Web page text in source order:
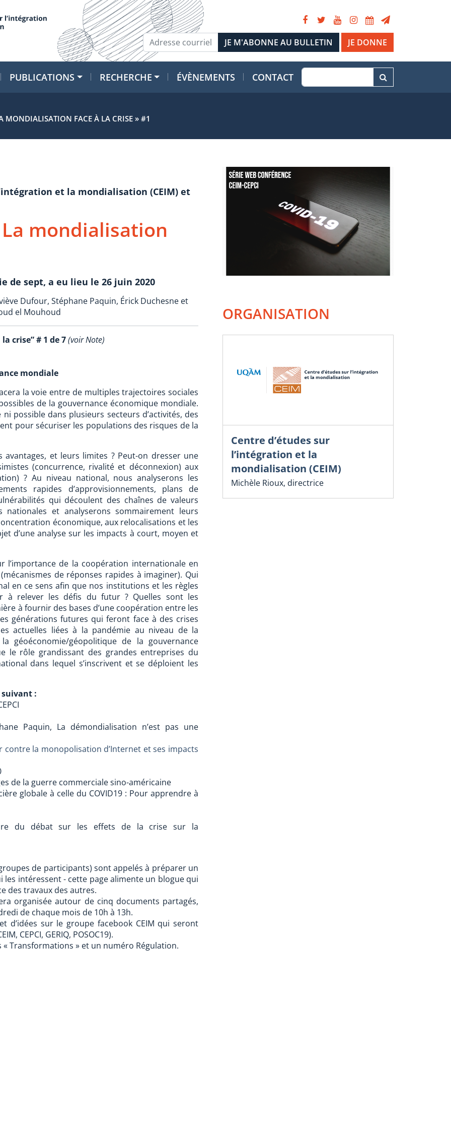
JE DONNE
PUBLICATIONS RECHERCHE ÉVÈNEMENTS CONTACT
MONDIALISATION FACE À LA CRISE » #1
et la mondialisation (CEIM) et
mondialisation
de sept, a eu lieu le 26 juin 2020
Dufour, Stéphane Paquin, Érick Duchesne et
el Mouhoud
crise” # 1 de 7(voir Note)
mondiale
la voie entre de multiples trajectoires sociales
de la gouvernance économique mondiale.
possible dans plusieurs secteurs d’activités, des
pour sécuriser les populations des risques de la
et leurs limites ? Peut-on dresser une
(concurrence, rivalité et déconnexion) aux
? Au niveau national, nous analyserons les
rapides d’approvisionnements, plans de
qui découlent des chaînes de valeurs
nationales et analyserons sommairement leurs
économique, aux relocalisations et les
d’une analyse sur les impacts à court, moyen et
l’importance de la coopération internationale en
de réponses rapides à imaginer). Qui
en ce sens afin que nos institutions et les règles
à relever les défis du futur ? Quelles sont les
à fournir des bases d’une coopération entre les
générations futures qui feront face à des crises
actuelles liées à la pandémie au niveau de la
géoéconomie/géopolitique de la gouvernance
le rôle grandissant des grandes entreprises du
dans lequel s’inscrivent et se déploient les
suivant :
Paquin, La démondialisation n’est pas une
contre la monopolisation d’Internet et ses impacts
de la guerre commerciale sino-américaine
globale à celle du COVID19 : Pour apprendre à
du débat sur les effets de la crise sur la
de participants) sont appelés à préparer un
intéressent - cette page alimente un blogue qui
des travaux des autres.
organisée autour de cinq documents partagés,
de chaque mois de 10h à 13h.
d’idées sur le groupe facebook CEIM qui seront
CEPCI, GERIQ, POSOC19).
Transformations » et un numéro Régulation.
ORGANISATION
Centre d’études sur
l’intégration et la
mondialisation (CEIM)
Michèle Rioux, directrice